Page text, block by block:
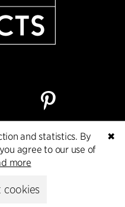
Privacy policy
✖
and statistics. By
agree to our use of
more
cookies